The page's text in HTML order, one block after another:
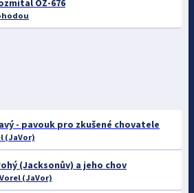
OZ-676
- pavouk pro zkušené chovatele
(JaVor)
(Jacksonův) a jeho chov
(JaVor)